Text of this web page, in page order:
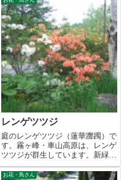
レンゲツツジ
庭のレンゲツツジ（蓮華躑躅）で
す。霧ヶ峰・車山高原は、レンゲ
ツツジが群生しています。新緑の
草原に赤いレンゲツツジが咲き
誇...
お花・鳥さん